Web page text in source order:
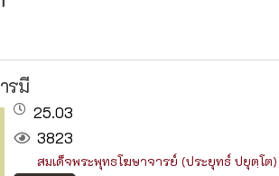
รมี
25.03
3823
สมเด็จพระพุทธโฆษาจารย์ (ประยุทธ์ ปยุตฺโต)